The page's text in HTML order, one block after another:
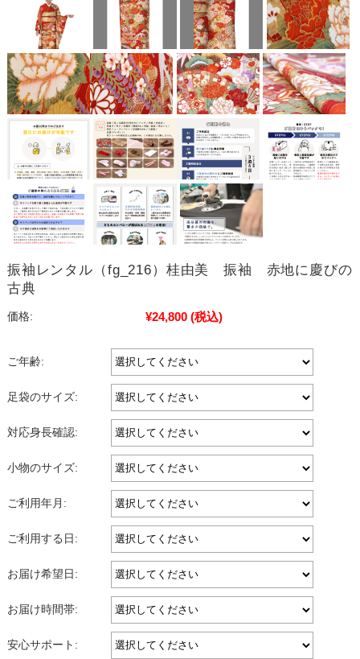
振袖レンタル（fg_216）桂由美 振袖 赤地に慶びの
古典
価格: ¥24,800 (税込)
ご年齢:
足袋のサイズ:
対応身長確認:
小物のサイズ:
ご利用年月:
ご利用する日:
お届け希望日:
お届け時間帯:
安心サポート: